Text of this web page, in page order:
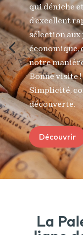
qui déniche
d’excellent
sélection aux
économique,
notre
Bonne visite !
Simplicité,
découverte.
Découvrir
La